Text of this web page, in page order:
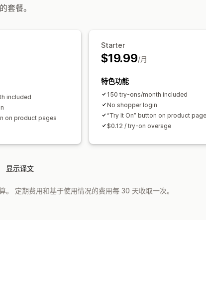
套餐。
included
on product pages
Starter
$19.99/月
特色功能
150 try-ons/month included
No shopper login
“Try It On” button on product
$0.12 / try-on overage
显示译文
。 定期费用和基于使用情况的费用每 30 天收取一次。